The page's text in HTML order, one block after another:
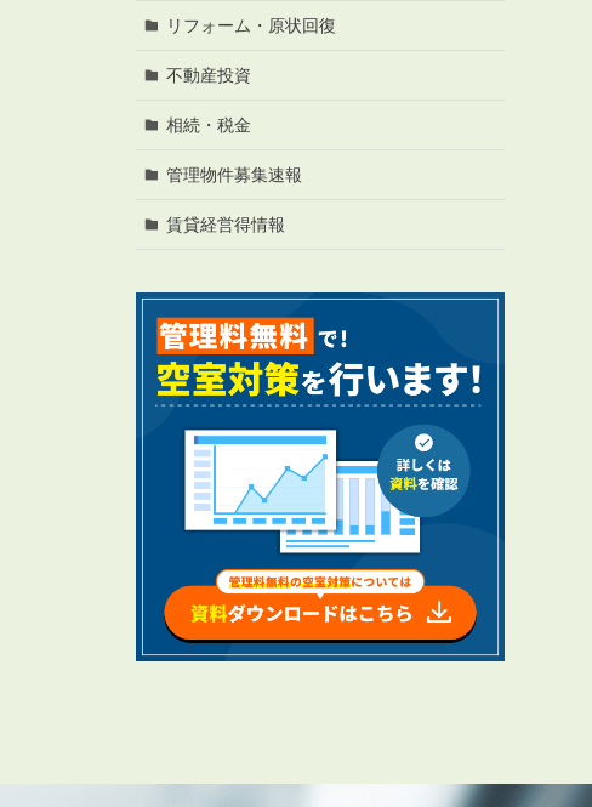
RENTAL
報酬と独自の保証内容
手続きの流れ
NEWS 新着情報一覧
お知らせ
管理物件募集速報
トラブル対応事例
リフォーム・原状回復
不動産投資
相続・税金
管理物件募集速報
賃貸経営得情報